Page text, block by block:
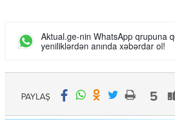
Aktual.ge-nin WhatsApp qrupuna
yeniliklərdən anında xəbərdar ol!
5
PAYLAŞ